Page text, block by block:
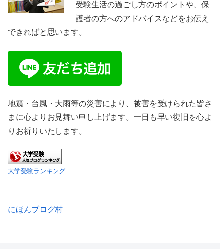
受験生活の過ごし方のポイントや、保
護者の方へのアドバイスなどをお伝え
できればと思います。
地震・台風・大雨等の災害により、被害を受けられた皆さ
まに心よりお見舞い申し上げます。一日も早い復旧を心よ
りお祈りいたします。
大学受験ランキング
にほんブログ村